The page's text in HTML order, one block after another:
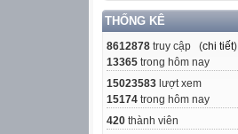
THỐNG KÊ
8612878 truy cập (chi tiết)
13365 trong hôm nay
15023583 lượt xem
15174 trong hôm nay
420 thành viên